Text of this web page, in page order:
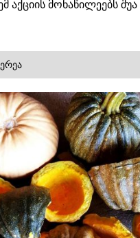
აქციის მონაწილეებს